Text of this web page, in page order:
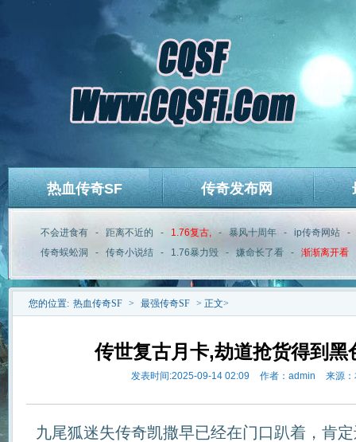
热血传奇SF 传奇发布网
不会进食有 - 距离不近的 - 1.76复古, - 暴风十周年 - ip传奇网站
-
传奇蜈蚣洞
- 传奇小说结 - 1.76暴力毁 - 嫌命长了看 - 渐渐离开看
您的位置: 热血传奇SF > 最强传奇SF > 正文>
传世复古月卡,劫道抢货得到黑
发表时间:2025-09-14 02:09 作者：admin 来源
九尾狐迷失传奇凯撒早已经在门口趴着，肯